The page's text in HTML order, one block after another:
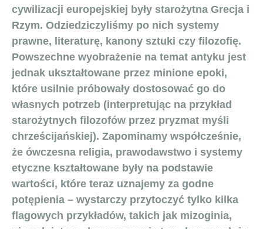
cywilizacji europejskiej były starożytna Grecja i
Rzym. Odziedziczyliśmy po nich systemy
prawne, literaturę, kanony sztuki czy filozofię.
Powszechne wyobrażenie na temat antyku jest
jednak ukształtowane przez minione epoki,
które usilnie próbowały dostosować go do
własnych potrzeb (interpretując na przykład
starożytnych filozofów przez pryzmat myśli
chrześcijańskiej). Zapominamy współcześnie,
że ówczesna religia, prawodawstwo i systemy
etyczne kształtowane były na podstawie
wartości, które teraz uznajemy za godne
potępienia – wystarczy przytoczyć tylko kilka
flagowych przykładów, takich jak mizoginia,